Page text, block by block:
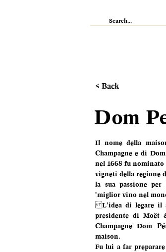
< Back
Dom
Il nome della
Champagne e di
nel 1668 fu
vigneti della regione
la sua passione per
"miglior vino nel
L’idea di legare il
presidente di Moët
Champagne Dom
maison.
Fu lui a far